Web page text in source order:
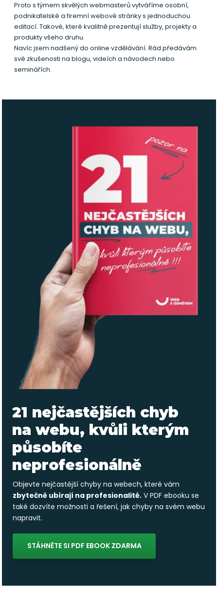
Proto s týmem skvělých webmasterů vytváříme osobní,
podnikatelské a firemní webové stránky s jednoduchou
editací. Takové, které kvalitně prezentují služby, projekty a
produkty všeho druhu.
Navíc jsem nadšený do online vzdělávání. Rád předávám
své zkušenosti na blogu, videích a návodech nebo
seminářích.
21 nejčastějších chyb
na webu, kvůli kterým
působíte
neprofesionálně
Objevte nejčastější chyby na webech, které vám
zbytečně ubírají na profesionalitě. V PDF ebooku se
také dozvíte možnosti a řešení, jak chyby na svém webu
napravit.
STÁHNĚTE SI PDF EBOOK ZDARMA